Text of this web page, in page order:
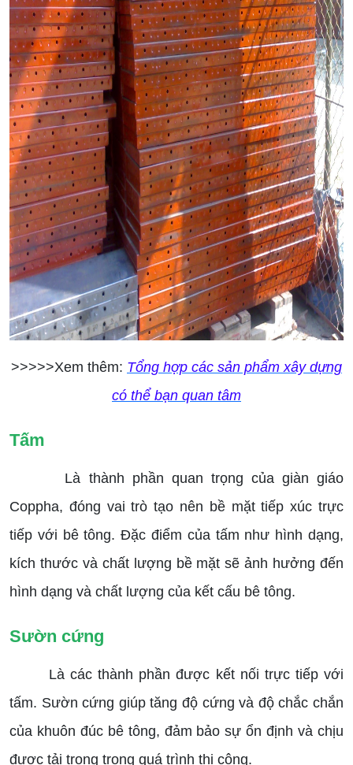
>>>>>Xem thêm: Tổng hợp các sản phẩm xây dựng
có thể bạn quan tâm
Tấm
Là thành phần quan trọng của giàn giáo
Coppha, đóng vai trò tạo nên bề mặt tiếp xúc trực
tiếp với bê tông. Đặc điểm của tấm như hình dạng,
kích thước và chất lượng bề mặt sẽ ảnh hưởng đến
hình dạng và chất lượng của kết cấu bê tông.
Sườn cứng
Là các thành phần được kết nối trực tiếp với
tấm. Sườn cứng giúp tăng độ cứng và độ chắc chắn
của khuôn đúc bê tông, đảm bảo sự ổn định và chịu
được tải trọng trong quá trình thi công.